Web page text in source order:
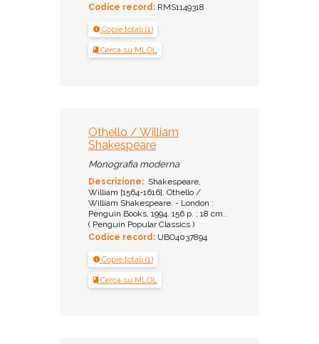
Codice record: RMS1149318
Copie totali (1)
Cerca su MLOL
Othello / William
Shakespeare
Monografia moderna
Descrizione: Shakespeare,
William [1564-1616]. Othello /
William Shakespeare. - London :
Penguin Books, 1994. 156 p. ; 18 cm..
( Penguin Popular Classics )
Codice record: UBO4037894
Copie totali (1)
Cerca su MLOL